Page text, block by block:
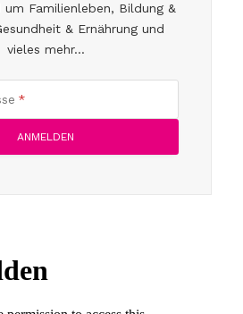
Familienleben, Bildung &
& Ernährung und
vieles mehr...